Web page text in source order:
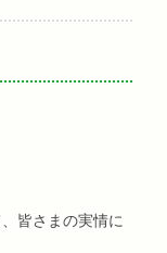
皆さまの実情に